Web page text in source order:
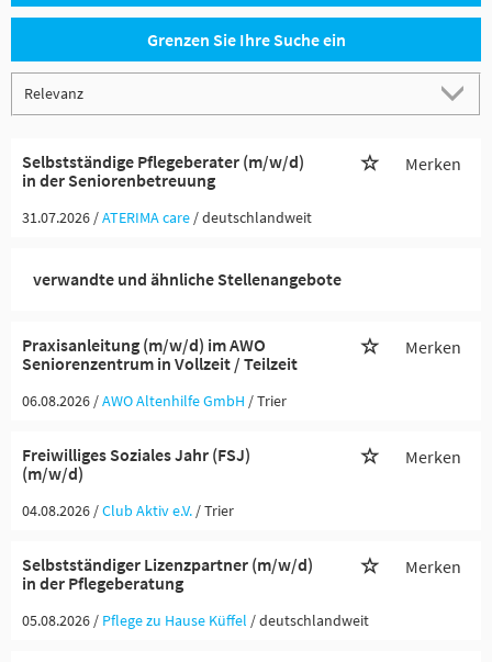
Grenzen Sie Ihre Suche ein
Selbstständige Pflegeberater (m/w/d)
in der Seniorenbetreuung
Merken
31.07.2026 /ATERIMA care / deutschlandweit
verwandte und ähnliche Stellenangebote
Praxisanleitung (m/w/d) im AWO
Seniorenzentrum in Vollzeit / Teilzeit
Merken
06.08.2026 /AWO Altenhilfe GmbH / Trier
Freiwilliges Soziales Jahr (FSJ)
(m/w/d)
Merken
04.08.2026 /Club Aktiv e.V. / Trier
Selbstständiger Lizenzpartner (m/w/d)
in der Pflegeberatung
Merken
05.08.2026 / Pflege zu Hause Küffel / deutschlandweit